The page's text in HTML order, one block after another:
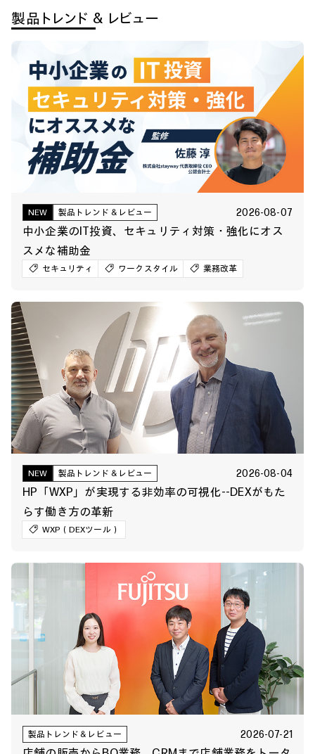
製品トレンド & レビュー
NEW 製品トレンド＆レビュー 2026-08-07
中小企業のIT投資、セキュリティ対策・強化にオス
スメな補助金
セキュリティ ワークスタイル 業務改革
NEW 製品トレンド＆レビュー 2026-08-04
HP「WXP」が実現する非効率の可視化--DEXがもた
らす働き方の革新
WXP（DEXツール）
製品トレンド＆レビュー 2026-07-21